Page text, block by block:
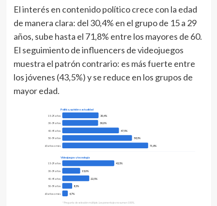
El interés en contenido político crece con la edad
de manera clara: del 30,4% en el grupo de 15 a 29
años, sube hasta el 71,8% entre los mayores de 60.
El seguimiento de influencers de videojuegos
muestra el patrón contrario: es más fuerte entre
los jóvenes (43,5%) y se reduce en los grupos de
mayor edad.
Política, opinión o actualidad
15-29 años 30,4%
30-39 años 30,0%
40-49 años 47,5%
50-59 años 58,3%
60 años o más 71,8%
Videojuegos y tecnología
15-29 años 43,5%
30-39 años 15,0%
40-49 años 22,5%
50-59 años 8,3%
60 años o más 4,7%
* Pregunta de selección múltiple. Los porcentajes no suman 100%.